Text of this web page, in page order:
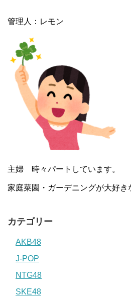
管理人：レモン
主婦 時々パートしています。
家庭菜園・ガーデニングが大好き
カテゴリー
AKB48
J-POP
NTG48
SKE48